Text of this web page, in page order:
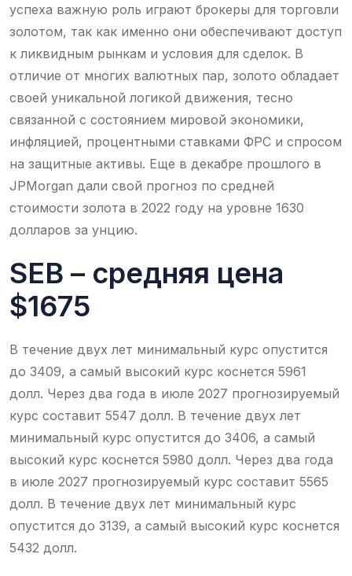
успеха важную роль играют брокеры для торговли
золотом, так как именно они обеспечивают доступ
к ликвидным рынкам и условия для сделок. В
отличие от многих валютных пар, золото обладает
своей уникальной логикой движения, тесно
связанной с состоянием мировой экономики,
инфляцией, процентными ставками ФРС и спросом
на защитные активы. Еще в декабре прошлого в
JPMorgan дали свой прогноз по средней
стоимости золота в 2022 году на уровне 1630
долларов за унцию.
SEB – средняя цена
$1675
В течение двух лет минимальный курс опустится
до 3409, а самый высокий курс коснется 5961
долл. Через два года в июле 2027 прогнозируемый
курс составит 5547 долл. В течение двух лет
минимальный курс опустится до 3406, а самый
высокий курс коснется 5980 долл. Через два года
в июле 2027 прогнозируемый курс составит 5565
долл. В течение двух лет минимальный курс
опустится до 3139, а самый высокий курс коснется
5432 долл.